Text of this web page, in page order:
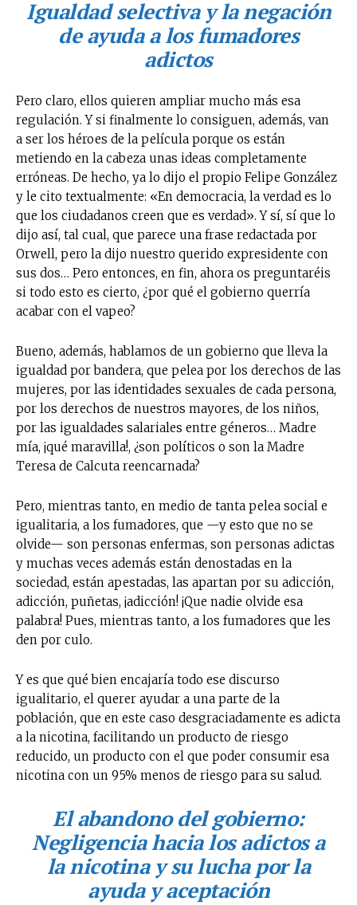
Igualdad selectiva y la negación
de ayuda a los fumadores
adictos
Pero claro, ellos quieren ampliar mucho más esa
regulación. Y si finalmente lo consiguen, además, van
a ser los héroes de la película porque os están
metiendo en la cabeza unas ideas completamente
erróneas. De hecho, ya lo dijo el propio Felipe González
y le cito textualmente: «En democracia, la verdad es lo
que los ciudadanos creen que es verdad». Y sí, sí que lo
dijo así, tal cual, que parece una frase redactada por
Orwell, pero la dijo nuestro querido expresidente con
sus dos… Pero entonces, en fin, ahora os preguntaréis
si todo esto es cierto, ¿por qué el gobierno querría
acabar con el vapeo?
Bueno, además, hablamos de un gobierno que lleva la
igualdad por bandera, que pelea por los derechos de las
mujeres, por las identidades sexuales de cada persona,
por los derechos de nuestros mayores, de los niños,
por las igualdades salariales entre géneros… Madre
mía, ¡qué maravilla!, ¿son políticos o son la Madre
Teresa de Calcuta reencarnada?
Pero, mientras tanto, en medio de tanta pelea social e
igualitaria, a los fumadores, que —y esto que no se
olvide— son personas enfermas, son personas adictas
y muchas veces además están denostadas en la
sociedad, están apestadas, las apartan por su adicción,
adicción, puñetas, ¡adicción! ¡Que nadie olvide esa
palabra! Pues, mientras tanto, a los fumadores que les
den por culo.
Y es que qué bien encajaría todo ese discurso
igualitario, el querer ayudar a una parte de la
población, que en este caso desgraciadamente es adicta
a la nicotina, facilitando un producto de riesgo
reducido, un producto con el que poder consumir esa
nicotina con un 95% menos de riesgo para su salud.
El abandono del gobierno:
Negligencia hacia los adictos a
la nicotina y su lucha por la
ayuda y aceptación